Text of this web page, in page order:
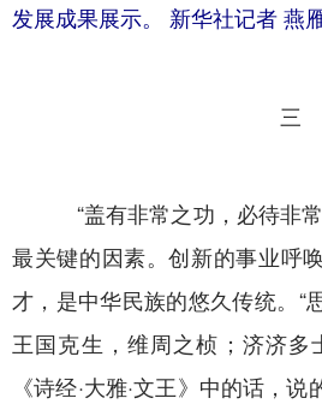
发展成果展示。 新华社记者 燕
三
“盖有非常之功，必待非
最关键的因素。创新的事业呼
才，是中华民族的悠久传统。“
王国克生，维周之桢；济济多
《诗经·大雅·文王》中的话，